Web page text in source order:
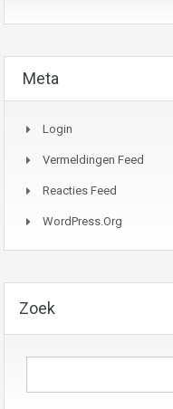
Meta
Login
Vermeldingen Feed
Reacties Feed
WordPress.org
Zoek